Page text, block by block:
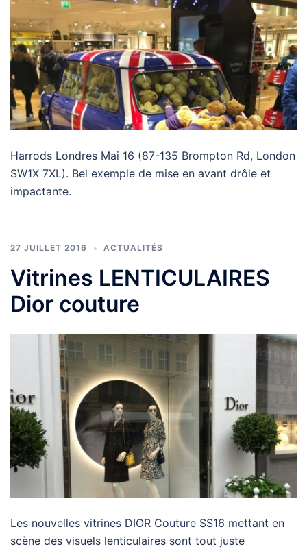
Harrods Londres Mai 16 (87-135 Brompton Rd, London
SW1X 7XL). Bel exemple de mise en avant drôle et
impactante.
27 JUILLET 2016 ACTUALITÉS
Vitrines LENTICULAIRES
Dior couture
Les nouvelles vitrines DIOR Couture SS16 mettant en
scène des visuels lenticulaires sont tout juste